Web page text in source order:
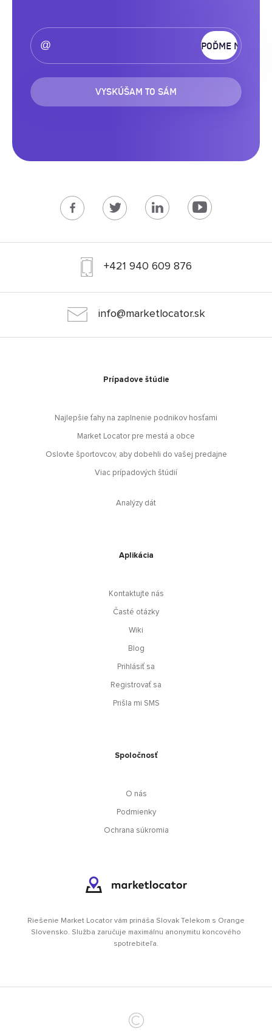
VYSKÚŠAM TO SÁM
+421 940 609 876
info@marketlocator.sk
Prípadove štúdie
Najlepšie ťahy na zaplnenie podnikov hosťami
Market Locator pre mestá a obce
Oslovte športovcov, aby dobehli do vašej predajne
Viac prípadových štúdií
Analýzy dát
Aplikácia
Kontaktujte nás
Časté otázky
Wiki
Blog
Prihlásiť sa
Registrovať sa
Prišla mi SMS
Spoločnosť
O nás
Podmienky
Ochrana súkromia
Riešenie Market Locator vám prináša Slovak Telekom s Orange
Slovensko. Služba zaručuje maximálnu anonymitu koncového
spotrebiteľa.
©